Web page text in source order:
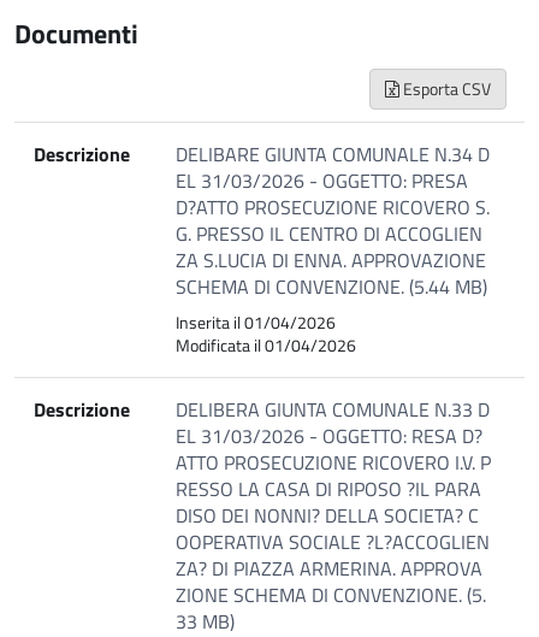
Documenti
Esporta CSV
Descrizione
DELIBARE GIUNTA COMUNALE N.34 D
EL 31/03/2026 - OGGETTO: PRESA
D?ATTO PROSECUZIONE RICOVERO S.
G. PRESSO IL CENTRO DI ACCOGLIEN
ZA S.LUCIA DI ENNA. APPROVAZIONE
SCHEMA DI CONVENZIONE. (5.44 MB)
Inserita il 01/04/2026
Modificata il 01/04/2026
Descrizione
DELIBERA GIUNTA COMUNALE N.33 D
EL 31/03/2026 - OGGETTO: RESA D?
ATTO PROSECUZIONE RICOVERO I.V. P
RESSO LA CASA DI RIPOSO ?IL PARA
DISO DEI NONNI? DELLA SOCIETA? C
OOPERATIVA SOCIALE ?L?ACCOGLIEN
ZA? DI PIAZZA ARMERINA. APPROVA
ZIONE SCHEMA DI CONVENZIONE. (5.
33 MB)